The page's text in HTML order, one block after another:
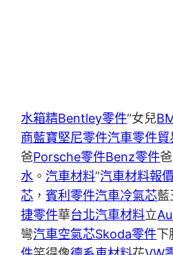
水箱精Bentley零件“女兒
商藍寶堅尼零件汽車零件貿
爸Porsche零件Benz零件
水 。汽車材料”汽車材料報
芯 ，賓利零件汽車冷氣芯藍
捷零件華台北汽車材料立
彎汽車空氣芯Skoda零件下